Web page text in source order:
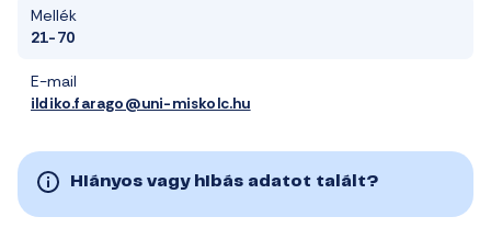
Mellék
21-70
E-mail
ildiko.farago@uni-miskolc.hu
Hiányos vagy hibás adatot talált?